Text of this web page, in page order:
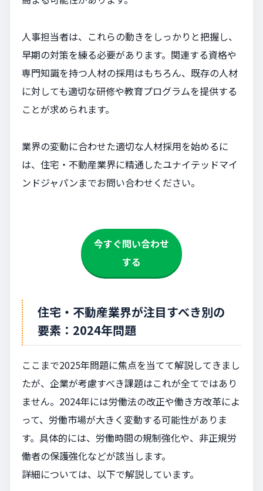
人事担当者は、これらの動きをしっかりと把握し、
早期の対策を練る必要があります。関連する資格や
専門知識を持つ人材の採用はもちろん、既存の人材
に対しても適切な研修や教育プログラムを提供する
ことが求められます。
業界の変動に合わせた適切な人材採用を始めるに
は、住宅・不動産業界に精通したユナイテッドマイ
ンドジャパンまでお問い合わせください。
今すぐ問い合わせ
する
住宅・不動産業界が注目すべき別の
要素：2024年問題
ここまで2025年問題に焦点を当てて解説してきまし
たが、企業が考慮すべき課題はこれが全てではあり
ません。2024年には労働法の改正や働き方改革によ
って、労働市場が大きく変動する可能性がありま
す。具体的には、労働時間の規制強化や、非正規労
働者の保護強化などが該当します。
詳細については、以下で解説しています。